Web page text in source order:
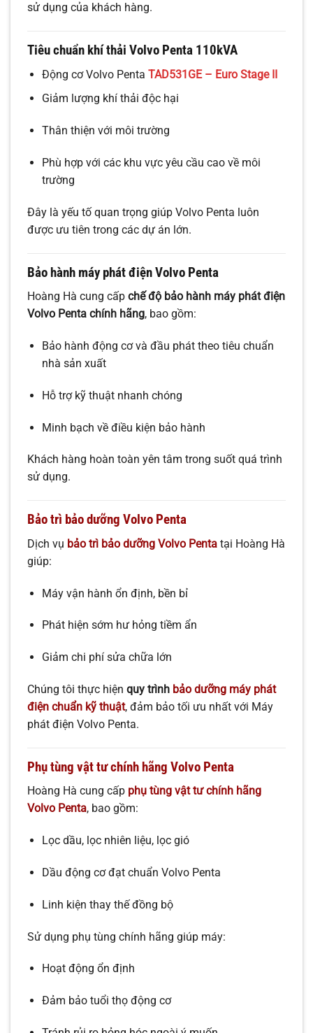
sử dụng của khách hàng.
Tiêu chuẩn khí thải Volvo Penta 110kVA
Động cơ Volvo Penta TAD531GE – Euro Stage II
Giảm lượng khí thải độc hại
Thân thiện với môi trường
Phù hợp với các khu vực yêu cầu cao về môi
trường
Đây là yếu tố quan trọng giúp Volvo Penta luôn
được ưu tiên trong các dự án lớn.
Bảo hành máy phát điện Volvo Penta
Hoàng Hà cung cấp chế độ bảo hành máy phát điện
Volvo Penta chính hãng, bao gồm:
Bảo hành động cơ và đầu phát theo tiêu chuẩn
nhà sản xuất
Hỗ trợ kỹ thuật nhanh chóng
Minh bạch về điều kiện bảo hành
Khách hàng hoàn toàn yên tâm trong suốt quá trình
sử dụng.
Bảo trì bảo dưỡng Volvo Penta
Dịch vụ bảo trì bảo dưỡng Volvo Penta tại Hoàng Hà
giúp:
Máy vận hành ổn định, bền bỉ
Phát hiện sớm hư hỏng tiềm ẩn
Giảm chi phí sửa chữa lớn
Chúng tôi thực hiện quy trình bảo dưỡng máy phát
điện chuẩn kỹ thuật, đảm bảo tối ưu nhất với Máy
phát điện Volvo Penta.
Phụ tùng vật tư chính hãng Volvo Penta
Hoàng Hà cung cấp phụ tùng vật tư chính hãng
Volvo Penta, bao gồm:
Lọc dầu, lọc nhiên liệu, lọc gió
Dầu động cơ đạt chuẩn Volvo Penta
Linh kiện thay thế đồng bộ
Sử dụng phụ tùng chính hãng giúp máy:
Hoạt động ổn định
Đảm bảo tuổi thọ động cơ